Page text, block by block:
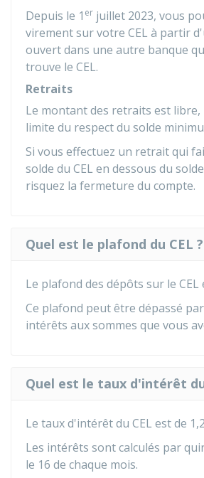
Depuis le 1 er juillet 2023, vous
virement sur votre CEL à partir
ouvert dans une autre banque
trouve le CEL.
Retraits
Le montant des retraits est libre,
limite du respect du solde
Si vous effectuez un retrait qui
solde du CEL en dessous du
risquez la fermeture du compte.
Quel est le plafond du CEL ?
Le plafond des dépôts sur le CEL
Ce plafond peut être dépassé
intérêts aux sommes que vous
Quel est le taux d'intérêt du
Le taux d'intérêt du CEL est de
Les intérêts sont calculés par
le 16 de chaque mois.